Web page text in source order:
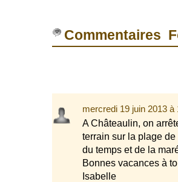
Commentaires
mercredi 19 juin 2013
A Châteaulin, on
terrain sur la plage
du temps et de la
Bonnes vacances à
Isabelle